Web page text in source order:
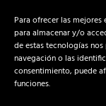
Para ofrecer las
para almacenar y/o
de estas tecnologías
navegación o las
consentimiento, puede
funciones.